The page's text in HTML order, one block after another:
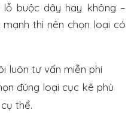
buộc dây hay không –
thì nên chọn loại có
luôn tư vấn miễn phí
đúng loại cục kê phù
thể.